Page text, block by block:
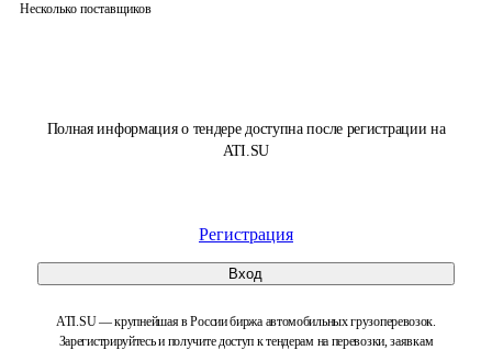
Полная информация о тендере доступна после регистрации на
ATI.SU
Регистрация
Вход
ATI.SU — крупнейшая в России биржа автомобильных грузоперевозок.
Зарегистрируйтесь и получите доступ к тендерам на перевозки, заявкам
Несколько поставщиков